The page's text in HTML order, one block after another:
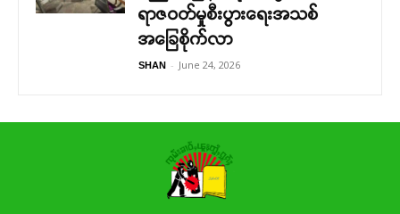
ရာဇဝတ်မှုစီးပွားရေးအသစ်
အခြေစိုက်လာ
SHAN - June 24, 2026